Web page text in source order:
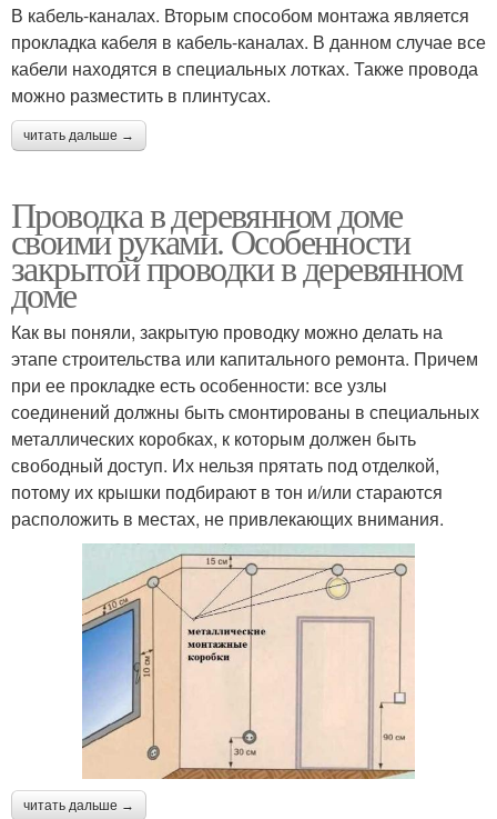
В кабель-каналах. Вторым способом монтажа является
прокладка кабеля в кабель-каналах. В данном случае все
кабели находятся в специальных лотках. Также провода
можно разместить в плинтусах.
читать дальше →
Проводка в деревянном доме
своими руками. Особенности
закрытой проводки в деревянном
доме
Как вы поняли, закрытую проводку можно делать на
этапе строительства или капитального ремонта. Причем
при ее прокладке есть особенности: все узлы
соединений должны быть смонтированы в специальных
металлических коробках, к которым должен быть
свободный доступ. Их нельзя прятать под отделкой,
потому их крышки подбирают в тон и/или стараются
расположить в местах, не привлекающих внимания.
читать дальше →